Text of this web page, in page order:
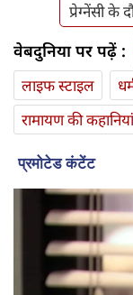
प्रेग्नेंसी के
वेबदुनिया पर पढ़ें :
लाइफ स्‍टाइल
रामायण की कहानियां